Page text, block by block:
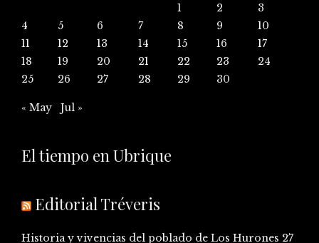
1
2
3
4
5 6 7 8 9
10
11
12 13 14 15 16
17
18
19 20 21 22 23
24
25
26 27 28 29 30
« May Jul »
El tiempo en Ubrique
Editorial Tréveris
Historia y vivencias del poblado de Los Hurones 27